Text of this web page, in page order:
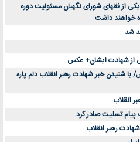
از فقهای شورای نگهبان مسئولیت دوره
خواهند داشت
از شهادت ایشان+ عکس
شنیدن خبر شهادت رهبر انقلاب دلم پاره
انقلاب
تسلیت صادر کرد
رهبر انقلاب